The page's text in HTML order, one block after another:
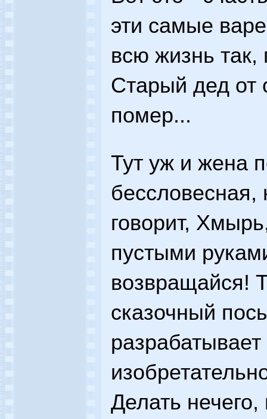
эти самые
всю жизнь
Старый дед от
помер...
Тут уж и жена
говорит,
пустыми
возвращайся!
сказочный
Делать